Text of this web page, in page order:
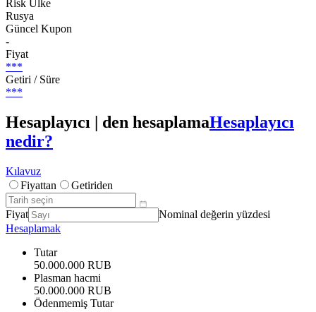
Risk Ülke
Rusya
Güncel Kupon
-
Fiyat
***
Getiri / Süre
***
Hesaplayıcı | den hesaplamaHesaplayıcı
nedir?
Kılavuz
Fiyattan
Getiriden
Fiyat
Nominal değerin yüzdesi
Hesaplamak
Tutar
50.000.000 RUB
Plasman hacmi
50.000.000 RUB
Ödenmemiş Tutar